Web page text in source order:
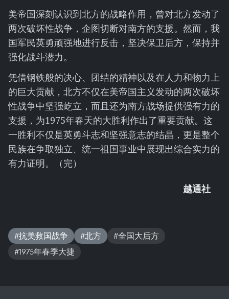
美帝国深刻认识到北方的战略作用，曾对北方发动了
两次破坏性战争，企图切断对南方的支援。然而，我
国军民英勇顽强地进行反击，坚决保卫后方，保持并
强化战斗潜力。
凭借钢铁般的决心、团结的精神以及在人力和物力上
的巨大贡献，北方不仅在美帝国主义发动的两次破坏
性战争中坚强屹立，而且还为南方战场提供强有力的
支援，为1975年春天的大胜利作出了重要贡献。这
一胜利不仅是英勇斗志和坚强意志的结晶，更是整个
民族在争取独立、统一祖国事业中展现出综合实力的
有力证明。（完）
越通社
#抗美救国战争 #北方
#全国大后方
#1975年春季大捷